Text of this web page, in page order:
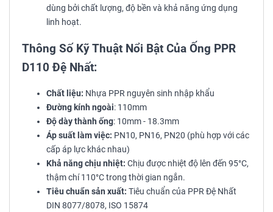
dùng bởi chất lượng, độ bền và khả năng ứng dụng
linh hoạt.
Thông Số Kỹ Thuật Nổi Bật Của Ống PPR
D110 Đệ Nhất:
Chất liệu: Nhựa PPR nguyên sinh nhập khẩu
Đường kính ngoài: 110mm
Độ dày thành ống: 10mm - 18.3mm
Áp suất làm việc: PN10, PN16, PN20 (phù hợp với các
cấp áp lực khác nhau)
Khả năng chịu nhiệt: Chịu được nhiệt độ lên đến 95°C,
thậm chí 110°C trong thời gian ngắn.
Tiêu chuẩn sản xuất: Tiêu chuẩn của PPR Đệ Nhất
DIN 8077/8078, ISO 15874